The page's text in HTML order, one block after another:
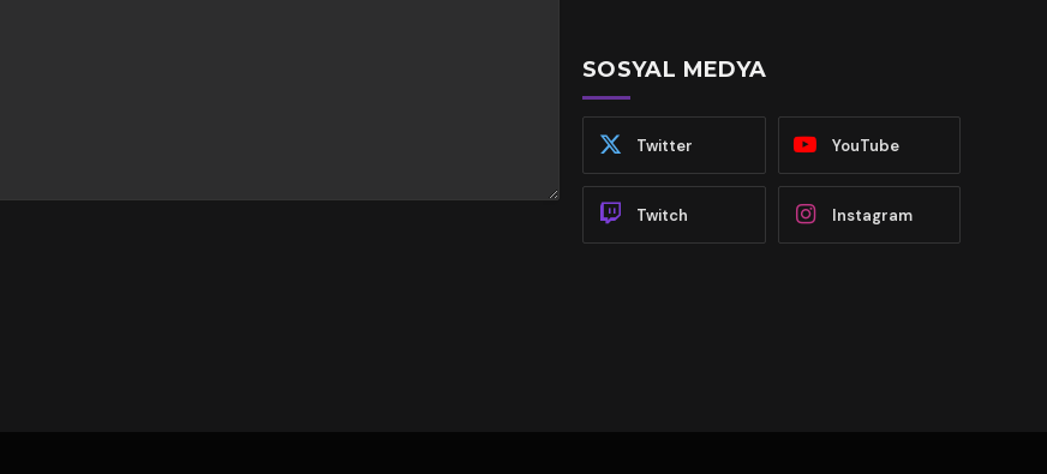
SOSYAL MEDYA
Twitter YouTube
Twitch Instagram